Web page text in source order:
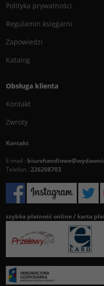
Polityka prywatności
Regulamin księgarni
Zapowiedzi
Katalog
Obsługa klienta
Kontakt
Zwroty
Kontakt
E-mail :
Telefon : 226208703
szybka płatność online / karta